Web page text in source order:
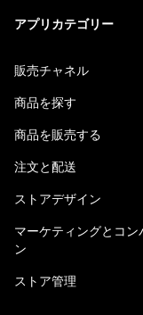
アプリカテゴリー
販売チャネル
商品を探す
商品を販売する
注文と配送
ストアデザイン
マーケティングとコン
ン
ストア管理